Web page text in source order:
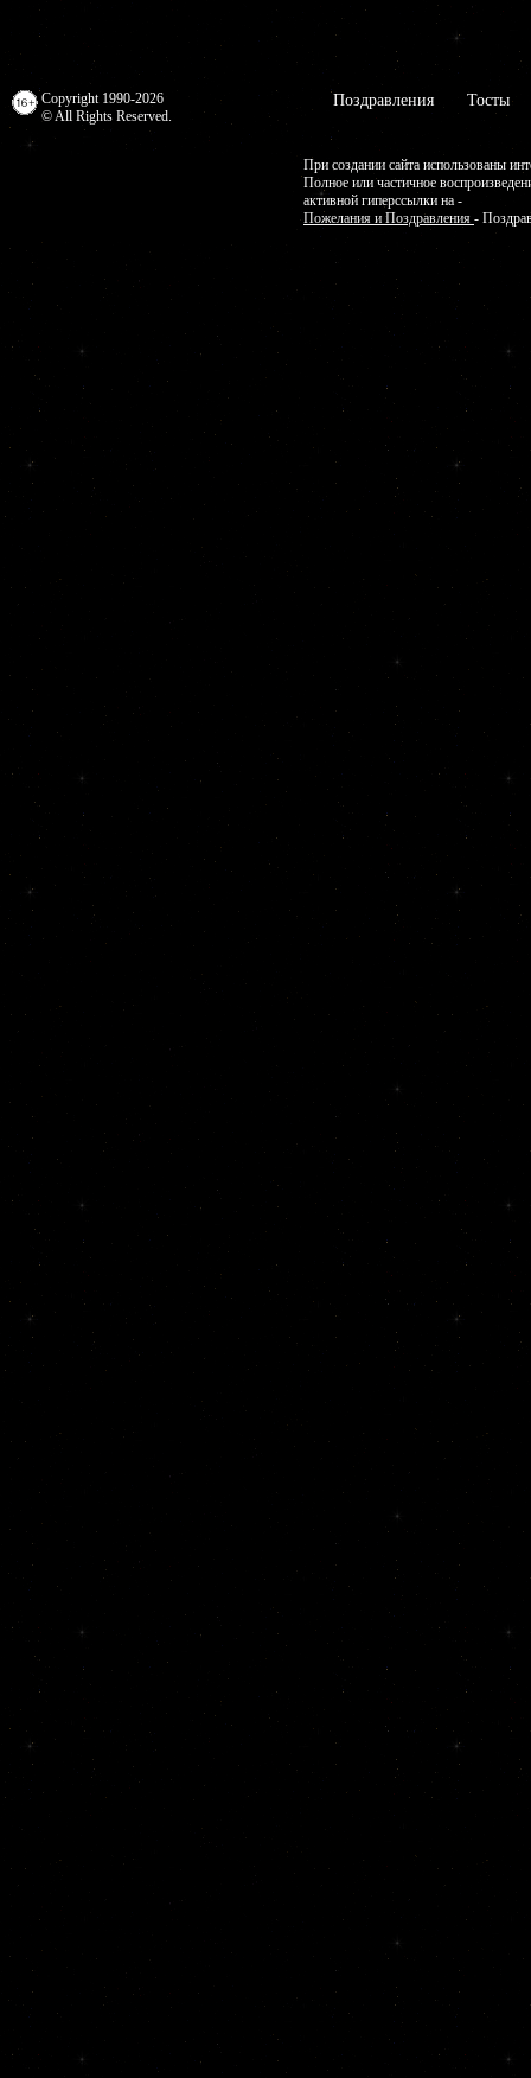
Copyright 1990-2026
© All Rights Reserved.
Поздравления Тосты
При создании сайта использованы
Полное или частичное
активной гиперссылки на -
Пожелания и Поздравления -